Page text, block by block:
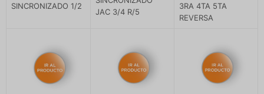
SINCRONIZADO 1/2
JAC 3/4 R/5
3RA 4TA 5TA
REVERSA